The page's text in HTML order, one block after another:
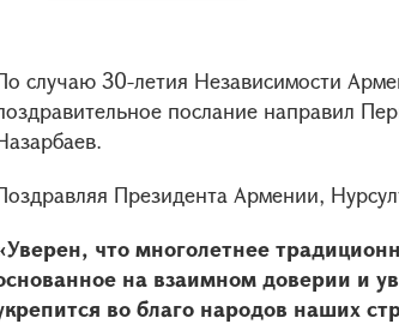
случаю 30-летия Независимости
послание направил
Президента Армении,
что многолетнее
на взаимном доверии и
во благо народов наших